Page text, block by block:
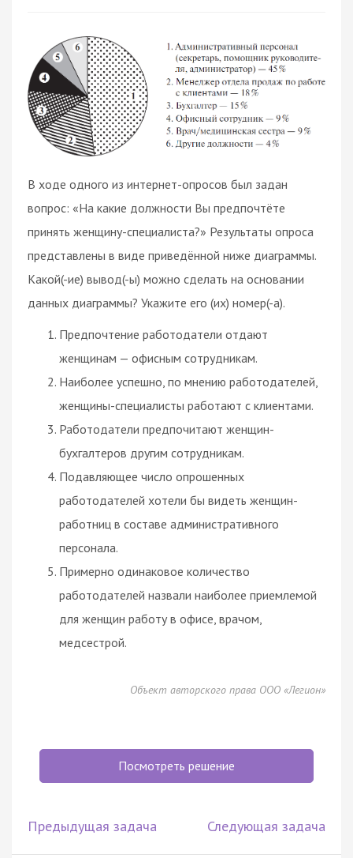
В ходе одного из интернет-опросов был задан
вопрос: «На какие должности Вы предпочтёте
принять женщину-специалиста?» Результаты опроса
представлены в виде приведённой ниже диаграммы.
Какой(-ие) вывод(-ы) можно сделать на основании
данных диаграммы? Укажите его (их) номер(-а).
Предпочтение работодатели отдают
женщинам — офисным сотрудникам.
Наиболее успешно, по мнению работодателей,
женщины-специалисты работают с клиентами.
Работодатели предпочитают женщин-
бухгалтеров другим сотрудникам.
Подавляющее число опрошенных
работодателей хотели бы видеть женщин-
работниц в составе административного
персонала.
Примерно одинаковое количество
работодателей назвали наиболее приемлемой
для женщин работу в офисе, врачом,
медсестрой.
Объект авторского права ООО «Легион»
Посмотреть решение
Предыдущая задача Следующая задача